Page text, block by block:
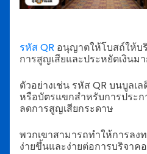
รหัส QR อนุญาตให้โบสถ์ให้บ
การสูญเสียและประหยัดเงินม
ตัวอย่างเช่น รหัส QR บนบูลเ
หรือบัตรแขกสำหรับการประ
ลดการสูญเสียกระดาษ
พวกเขาสามารถทำให้การลง
ง่ายขึ้นและง่ายต่อการบริจาค